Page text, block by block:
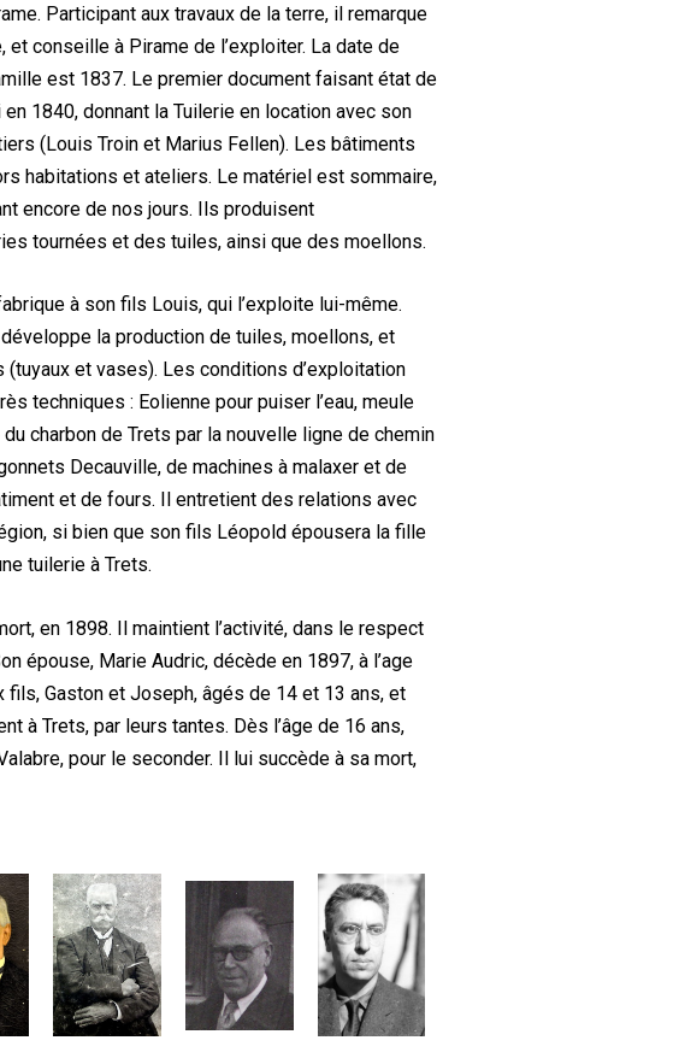
Participant aux travaux de la terre, il remarque
et conseille à Pirame de l’exploiter. La date de
est 1837. Le premier document faisant état de
1840, donnant la Tuilerie en location avec son
(Louis Troin et Marius Fellen). Les bâtiments
habitations et ateliers. Le matériel est sommaire,
encore de nos jours. Ils produisent
tournées et des tuiles, ainsi que des moellons.
à son fils Louis, qui l’exploite lui-même.
la production de tuiles, moellons, et
et vases). Les conditions d’exploitation
techniques : Eolienne pour puiser l’eau, meule
charbon de Trets par la nouvelle ligne de chemin
Decauville, de machines à malaxer et de
et de fours. Il entretient des relations avec
si bien que son fils Léopold épousera la fille
tuilerie à Trets.
en 1898. Il maintient l’activité, dans le respect
épouse, Marie Audric, décède en 1897, à l’age
fils, Gaston et Joseph, âgés de 14 et 13 ans, et
à Trets, par leurs tantes. Dès l’âge de 16 ans,
pour le seconder. Il lui succède à sa mort,